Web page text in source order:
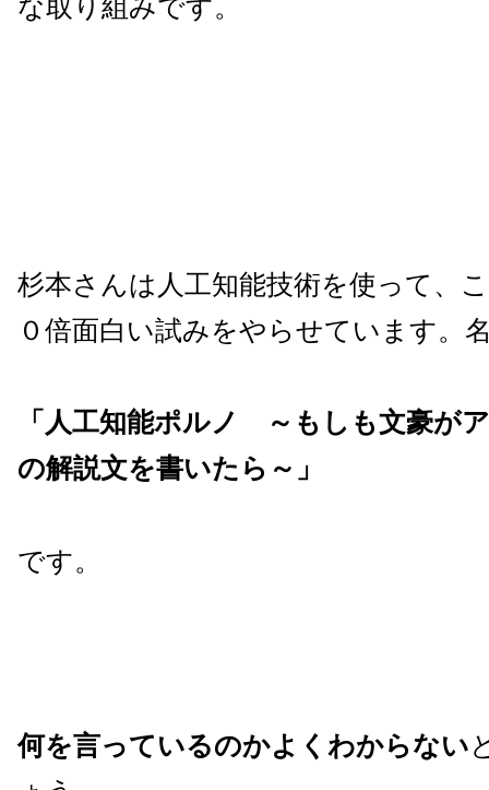
な取り組みです。
杉本さんは人工知能技術を使って、
０倍面白い試みをやらせています。
「人工知能ポルノ ～もしも文豪が
の解説文を書いたら～」
です。
何を言っているのかよくわからない